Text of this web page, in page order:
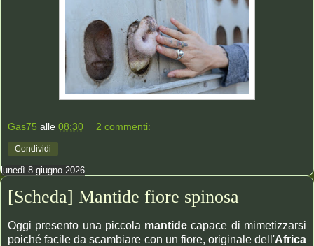
Gas75 alle 08:30 2 commenti:
Condividi
lunedì 8 giugno 2026
[Scheda] Mantide fiore spinosa
Oggi presento una piccola mantide capace di mimetizzarsi
poiché facile da scambiare con un fiore, originale dell'Africa